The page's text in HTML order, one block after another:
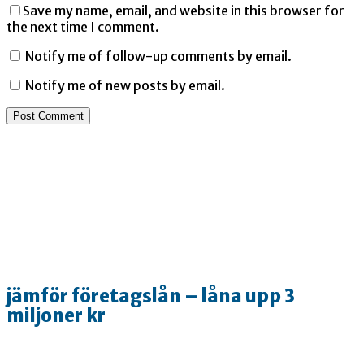
Save my name, email, and website in this browser for
the next time I comment.
Notify me of follow-up comments by email.
Notify me of new posts by email.
jämför företagslån – låna upp 3
miljoner kr